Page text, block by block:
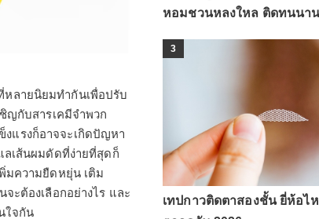
ลายนิยมทำกันเพื่อปรับ
ญกับสารเคมีจำพวก
แรงก็อาจจะเกิดปัญหา
เส้นผมดัดที่ง่ายที่สุดก็
มความยืดหยุ่น เติม
ะต้องเลือกอย่างไร และ
ใจกัน
หอมชวนหลงใหล ติดทนนา
3
เทปกาวติดตาสองชั้น ยี่ห้อไ